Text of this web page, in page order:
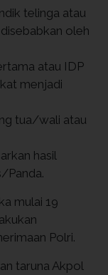
telinga atau
oleh
atau IDP
menjadi
tua/wali atau
hasil
Panda.
mulai 19
Polri.
taruna Akpol